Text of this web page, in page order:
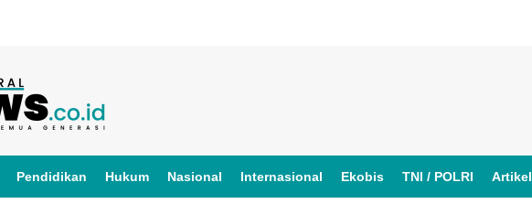
Pendidikan Hukum Nasional Internasional Ekobis TNI / POLRI Artikel